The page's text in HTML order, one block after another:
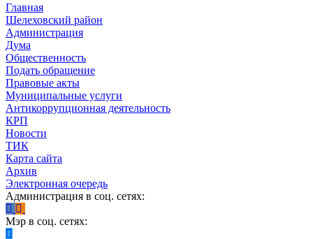
Главная
Шелеховский район
Администрация
Дума
Общественность
Подать обращение
Правовые акты
Муниципальные услуги
Антикоррупционная деятельность
КРП
Новости
ТИК
Карта сайта
Архив
Электронная очередь
Администрация в соц. сетях:
Мэр в соц. сетях: